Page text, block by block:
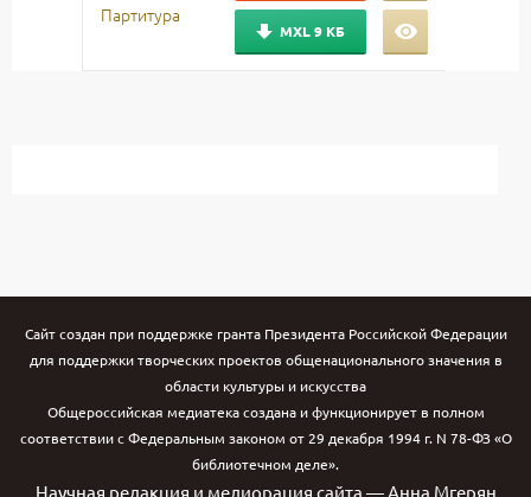
Партитура
MXL9 КБ
Сайт создан при поддержке гранта Президента Российской Федерации
для поддержки творческих проектов общенационального значения в
области культуры и искусства
Общероссийская медиатека создана и функционирует в полном
соответствии с Федеральным законом от 29 декабря 1994 г. N 78-ФЗ «О
библиотечном деле».
Научная редакция и мелиорация сайта — Анна Мгерян